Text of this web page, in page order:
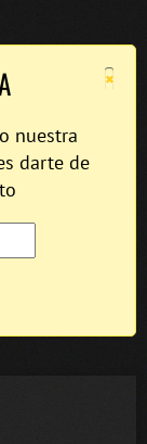
×
nuestra
darte de